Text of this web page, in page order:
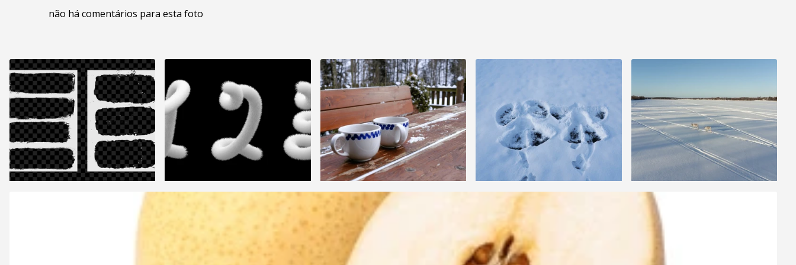
não há comentários para esta foto